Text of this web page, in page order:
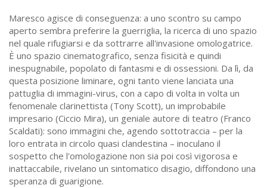
Maresco agisce di conseguenza: a uno scontro su campo
aperto sembra preferire la guerriglia, la ricerca di uno spazio
nel quale rifugiarsi e da sottrarre all'invasione omologatrice.
È uno spazio cinematografico, senza fisicità e quindi
inespugnabile, popolato di fantasmi e di ossessioni. Da lì, da
questa posizione liminare, ogni tanto viene lanciata una
pattuglia di immagini-virus, con a capo di volta in volta un
fenomenale clarinettista (Tony Scott), un improbabile
impresario (Ciccio Mira), un geniale autore di teatro (Franco
Scaldati): sono immagini che, agendo sottotraccia – per la
loro entrata in circolo quasi clandestina – inoculano il
sospetto che l'omologazione non sia poi così vigorosa e
inattaccabile, rivelano un sintomatico disagio, diffondono una
speranza di guarigione.